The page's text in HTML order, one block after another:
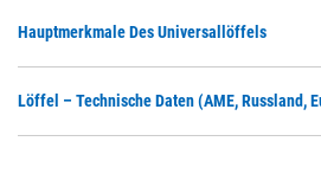
Hauptmerkmale Des Universallöffels
Löffel – Technische Daten (AME, Russland,